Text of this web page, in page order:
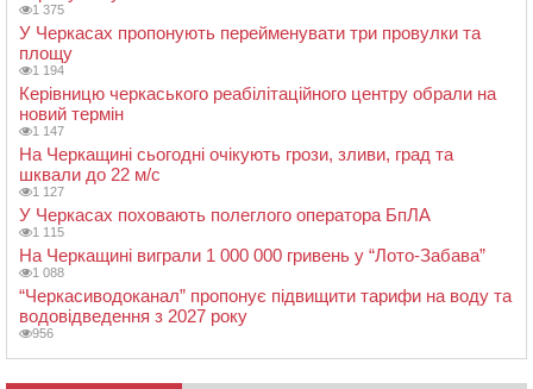
1 375
У Черкасах пропонують перейменувати три провулки та
площу
1 194
Керівницю черкаського реабілітаційного центру обрали на
новий термін
1 147
На Черкащині сьогодні очікують грози, зливи, град та
шквали до 22 м/с
1 127
У Черкасах поховають полеглого оператора БпЛА
1 115
На Черкащині виграли 1 000 000 гривень у “Лото-Забава”
1 088
“Черкасиводоканал” пропонує підвищити тарифи на воду та
водовідведення з 2027 року
956